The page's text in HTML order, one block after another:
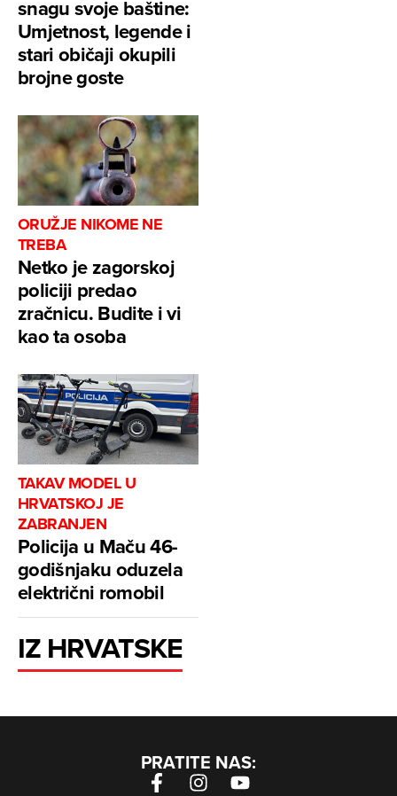
snagu svoje baštine:
Umjetnost, legende i
stari običaji okupili
brojne goste
ORUŽJE NIKOME NE
TREBA
Netko je zagorskoj
policiji predao
zračnicu. Budite i vi
kao ta osoba
TAKAV MODEL U
HRVATSKOJ JE
ZABRANJEN
Policija u Maču 46-
godišnjaku oduzela
električni romobil
IZ HRVATSKE
PRATITE NAS: